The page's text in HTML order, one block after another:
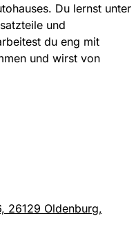
Du lernst unter
und
du eng mit
und wirst von
26129 Oldenburg,